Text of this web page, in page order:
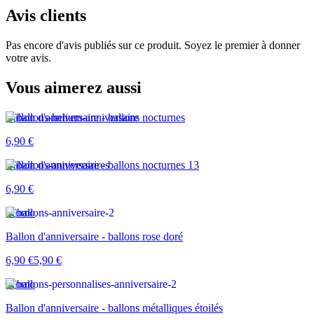
Avis clients
Pas encore d'avis publiés sur ce produit. Soyez le premier à donner
votre avis.
Vous aimerez aussi
Ballon d'anniversaire - ballons nocturnes
6,90 €
Ballon d'anniversaire - ballons nocturnes 13
6,90 €
Promo
Ballon d'anniversaire - ballons rose doré
6,90 €5,90 €
Promo
Ballon d'anniversaire - ballons métalliques étoilés